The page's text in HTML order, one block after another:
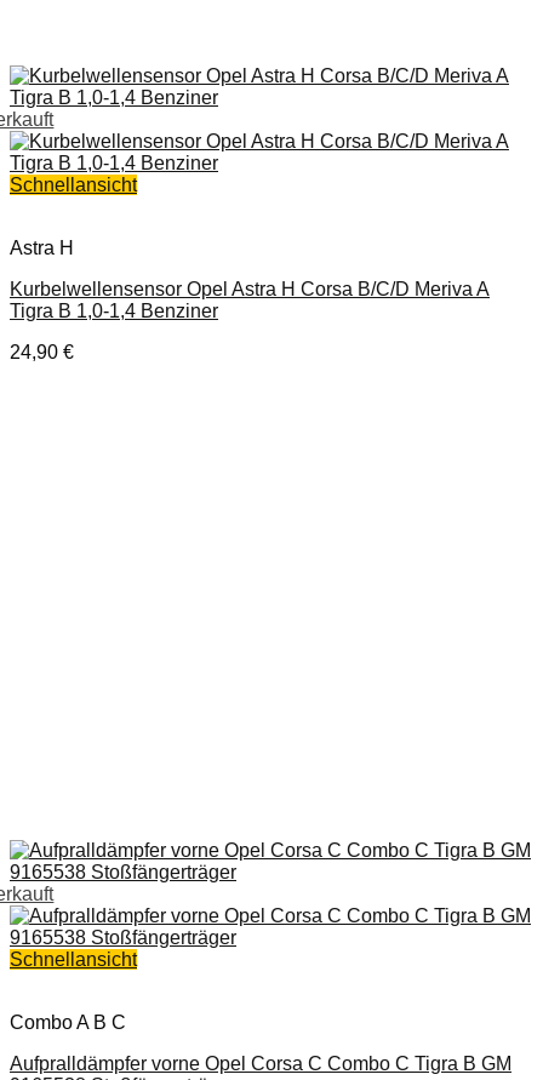
Schnellansicht
Astra H
Kurbelwellensensor Opel Astra H Corsa B/C/D Meriva A
Tigra B 1,0-1,4 Benziner
24,90 €
Schnellansicht
Combo A B C
Aufpralldämpfer vorne Opel Corsa C Combo C Tigra B GM